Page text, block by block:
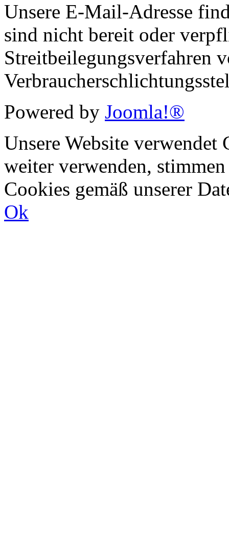
Unsere E-Mail-Adresse
sind nicht bereit oder
Streitbeilegungsverfahren
Powered by Joomla!®
Unsere Website verwendet
weiter verwenden,
Cookies gemäß unserer
Ok